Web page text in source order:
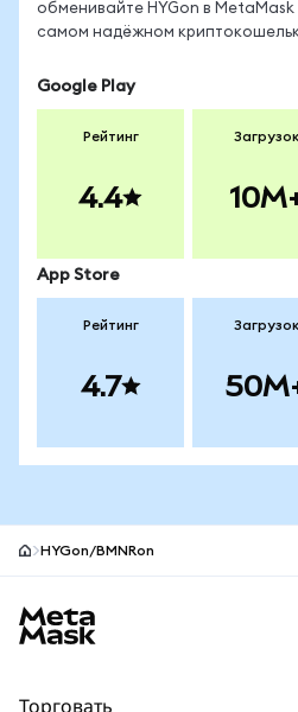
обменивайте HYGon в MetaMask
самом надёжном
Google Play
Рейтинг
4.4
Загрузок
App Store
Рейтинг
4.7
Загрузок
HYGon/BMNRon
Торговать